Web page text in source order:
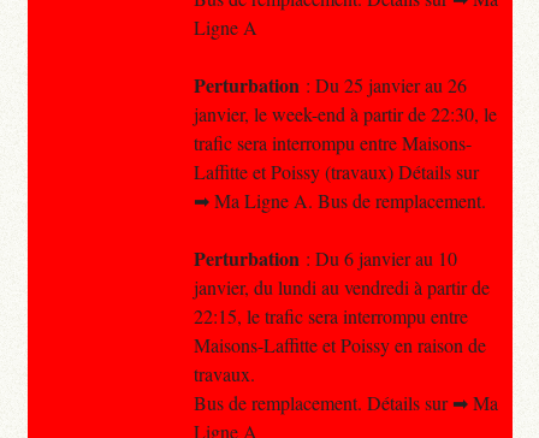
Ligne A
Perturbation : Du 25 janvier au 26
janvier, le week-end à partir de 22:30, le
trafic sera interrompu entre Maisons-
Laffitte et Poissy (travaux) Détails sur
➡ Ma Ligne A. Bus de remplacement.
Perturbation : Du 6 janvier au 10
janvier, du lundi au vendredi à partir de
22:15, le trafic sera interrompu entre
Maisons-Laffitte et Poissy en raison de
travaux.
Bus de remplacement. Détails sur ➡ Ma
Ligne A